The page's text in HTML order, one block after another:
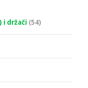
i držači (54)